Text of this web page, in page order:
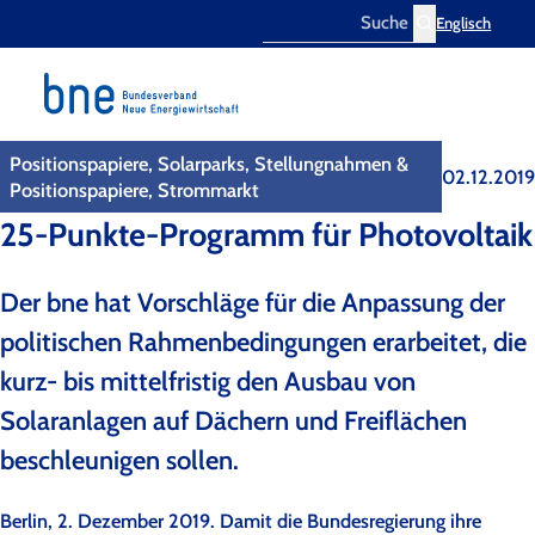
Englisch
Positionspapiere, Solarparks, Stellungnahmen &
Positionspapiere, Strommarkt
02.12.2019
25-Punkte-Programm für Photovoltaik
Der bne hat Vorschläge für die Anpassung der
politischen Rahmenbedingungen erarbeitet, die
kurz- bis mittelfristig den Ausbau von
Solaranlagen auf Dächern und Freiflächen
beschleunigen sollen.
Berlin, 2. Dezember 2019. Damit die Bundesregierung ihre